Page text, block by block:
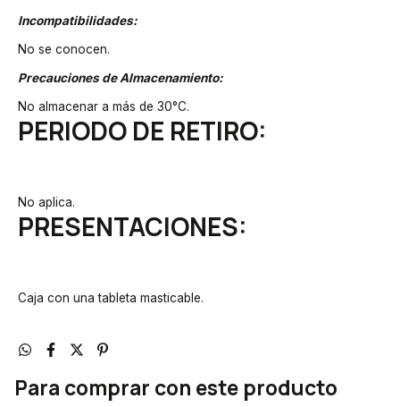
Incompatibilidades:
No se conocen.
Precauciones de Almacenamiento:
No almacenar a más de 30°C.
PERIODO DE RETIRO:
No aplica.
PRESENTACIONES:
Caja con una tableta masticable.
Para comprar con este producto